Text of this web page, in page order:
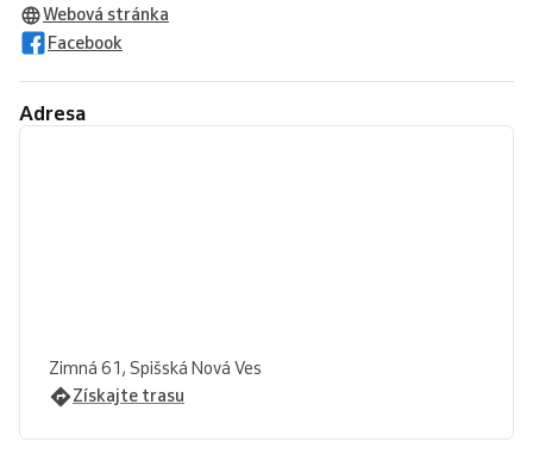
Webová stránka
Facebook
Adresa
Zimná 61, Spišská Nová Ves
Získajte trasu